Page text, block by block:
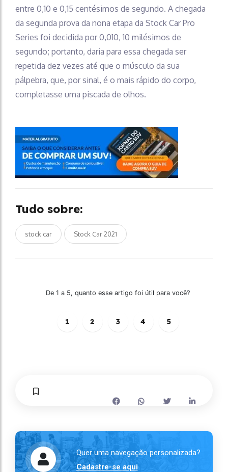
entre 0,10 e 0,15 centésimos de segundo. A chegada
da segunda prova da nona etapa da Stock Car Pro
Series foi decidida por 0,010, 10 milésimos de
segundo; portanto, daria para essa chegada ser
repetida dez vezes até que o músculo da sua
pálpebra, que, por sinal, é o mais rápido do corpo,
completasse uma piscada de olhos.
Tudo sobre:
stock car Stock Car 2021
De 1 a 5, quanto esse artigo foi útil para você?
1 2 3 4 5
Quer uma navegação personalizada?
Cadastre-se aqui